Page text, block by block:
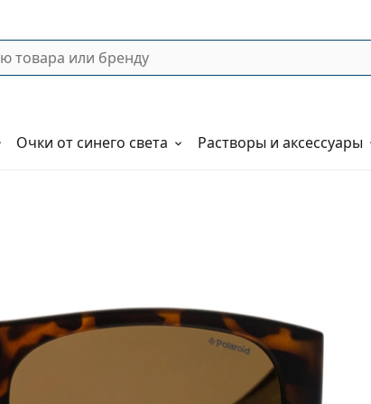
Очки от синего света Растворы и аксессуары